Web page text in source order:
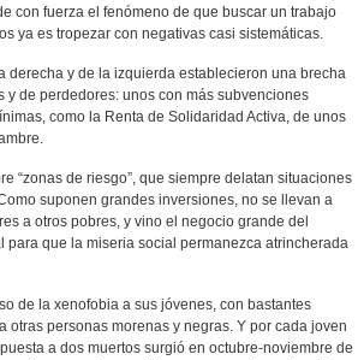
con fuerza el fenómeno de que buscar un trabajo
ya es tropezar con negativas casi sistemáticas.
derecha y de la izquierda establecieron una brecha
de perdedores: unos con más subvenciones
como la Renta de Solidaridad Activa, de unos
“zonas de riesgo”, que siempre delatan situaciones
suponen grandes inversiones, no se llevan a
a otros pobres, y vino el negocio grande del
que la miseria social permanezca atrincherada
de la xenofobia a sus jóvenes, con bastantes
otras personas morenas y negras. Y por cada joven
a dos muertos surgió en octubre-noviembre de